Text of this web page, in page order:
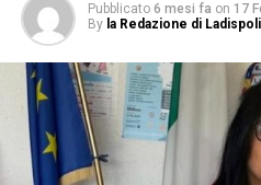
Pubblicato 6 mesi fa on 17
By la Redazione di